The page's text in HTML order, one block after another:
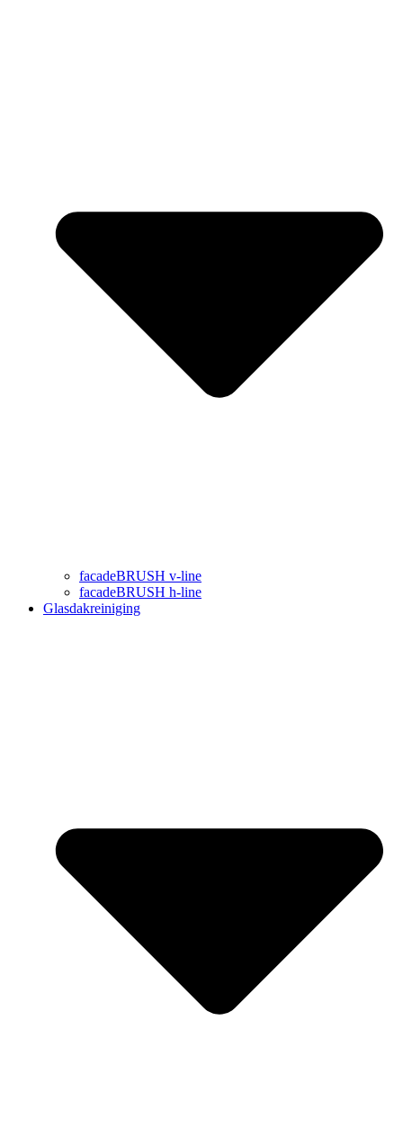
facadeBRUSH v-line
facadeBRUSH h-line
Glasdakreiniging